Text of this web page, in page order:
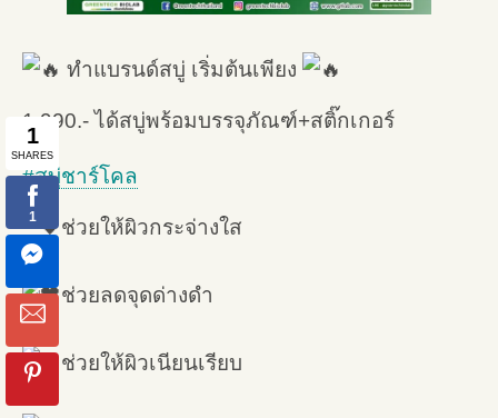
ทำแบรนด์สบู่ เริ่มต้นเพียง
1,990.- ได้สบู่พร้อมบรรจุภัณฑ์+สติ๊กเกอร์
#สบู่ชาร์โคล
ช่วยให้ผิวกระจ่างใส
ช่วยลดจุดด่างดำ
ช่วยให้ผิวเนียนเรียบ